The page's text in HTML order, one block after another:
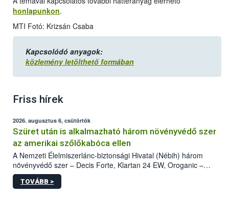
honlapunkon.
MTI Fotó: Krizsán Csaba
Kapcsolódó anyagok:
közlemény letölthető formában
Friss hírek
2026. augusztus 6, csütörtök
Szüret után is alkalmazható három növényvédő szer
az amerikai szőlőkabóca ellen
A Nemzeti Élelmiszerlánc-biztonsági Hivatal (Nébih) három
növényvédő szer – Decis Forte, Klartan 24 EW, Oroganic –
engedélyokiratát módosította, így azok a szüretet követően,
egészen a vesszőérettség (BBCH 91) stádiumáig
TOVÁBB >